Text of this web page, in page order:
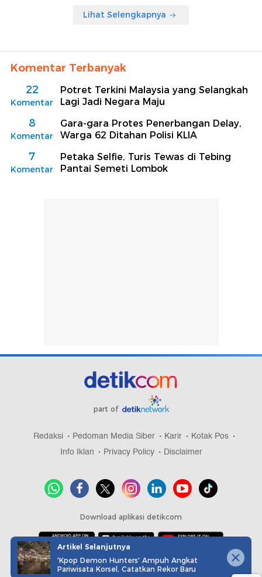
Lihat Selengkapnya
Komentar Terbanyak
22
Komentar
Potret Terkini Malaysia yang Selangkah
Lagi Jadi Negara Maju
8
Komentar
Gara-gara Protes Penerbangan Delay,
Warga 62 Ditahan Polisi KLIA
7
Komentar
Petaka Selfie, Turis Tewas di Tebing
Pantai Semeti Lombok
part of
Redaksi Pedoman Media Siber Karir
Kotak Pos
Info Iklan
Privacy Policy Disclaimer
Download aplikasi detikcom
Copyright @ 2026 detikcom, All right reserved
Artikel Selanjutnya
'Kpop Demon Hunters' Ampuh Angkat
Pariwisata Korsel, Catatkan Rekor Baru